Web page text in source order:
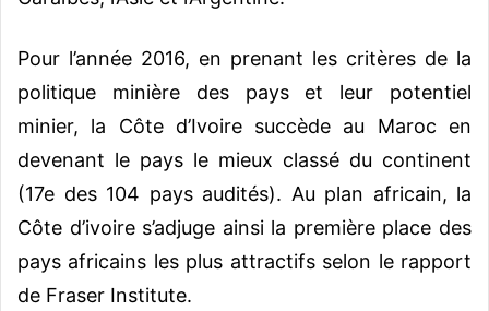
Pour l’année 2016, en prenant les critères de la
politique minière des pays et leur potentiel
minier, la Côte d’Ivoire succède au Maroc en
devenant le pays le mieux classé du continent
(17e des 104 pays audités). Au plan africain, la
Côte d’ivoire s’adjuge ainsi la première place des
pays africains les plus attractifs selon le rapport
de Fraser Institute.